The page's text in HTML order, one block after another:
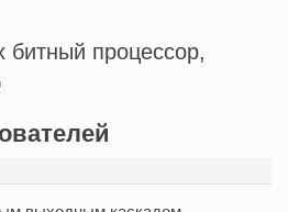
битный процессор,